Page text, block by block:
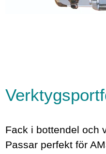
Fack i bottendel och
Passar perfekt för